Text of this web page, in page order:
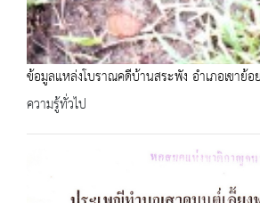
ข้อมูลแหล่งโบราณคดีบ้านสระพัง อำเภอเขาย้อ
ความรู้ทั่วไป